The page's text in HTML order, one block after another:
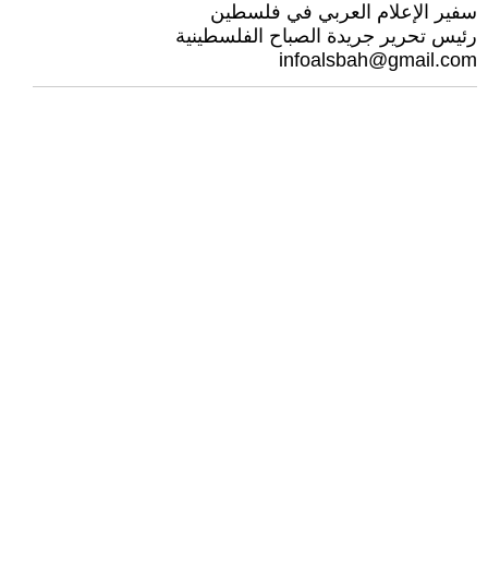
سفير الإعلام العربي في فلسطين
رئيس تحرير جريدة الصباح الفلسطينية
infoalsbah@gmail.com